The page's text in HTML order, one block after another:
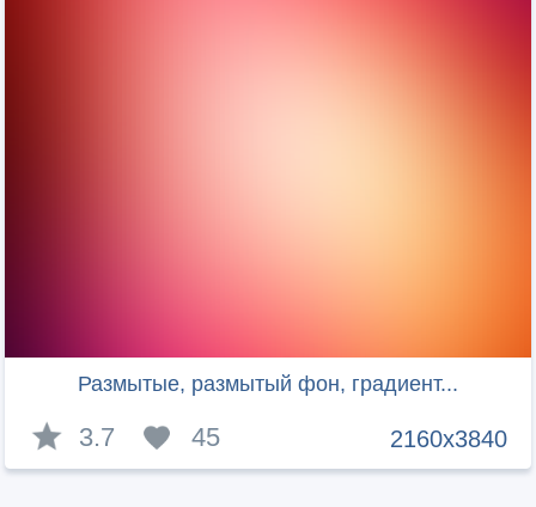
Размытые, размытый фон, градиент...
2160x3840
3.7 45